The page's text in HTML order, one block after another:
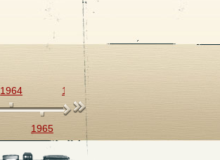
1964
1965
1966